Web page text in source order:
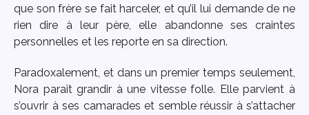
que son frère se fait harceler, et qu’il lui demande de ne
rien dire à leur père, elle abandonne ses craintes
personnelles et les reporte en sa direction.
Paradoxalement, et dans un premier temps seulement,
Nora paraît grandir à une vitesse folle. Elle parvient à
s’ouvrir à ses camarades et semble réussir à s’attacher